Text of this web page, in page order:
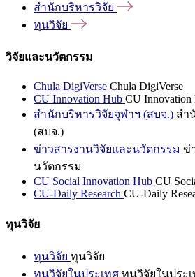
สำนักบริหารวิจัย
ทุนวิจัย
วิจัยและนวัตกรรม
Chula DigiVerse Chula DigiVerse
CU Innovation Hub CU Innovation
สำนักบริหารวิจัยจุฬาฯ (สบจ.) สำ
(สบจ.)
ข่าวสารงานวิจัยและนวัตกรรม ข่
นวัตกรรม
CU Social Innovation Hub CU
CU-Daily Research CU-Daily
ทุนวิจัย
ทุนวิจัย ทุนวิจัย
ทุนวิจัยในประเทศ ทุนวิจัยในประ